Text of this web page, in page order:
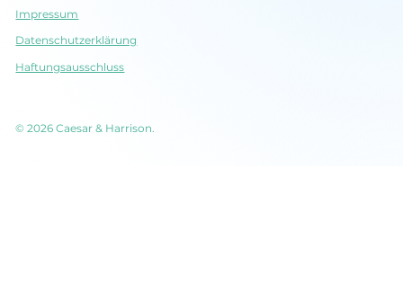
© 2026 Caesar & Harrison.
Impressum
Datenschutz­erklärung
Haftungsausschluss